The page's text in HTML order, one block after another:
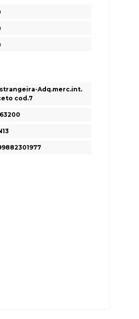
Adq.merc.int.
cod.7